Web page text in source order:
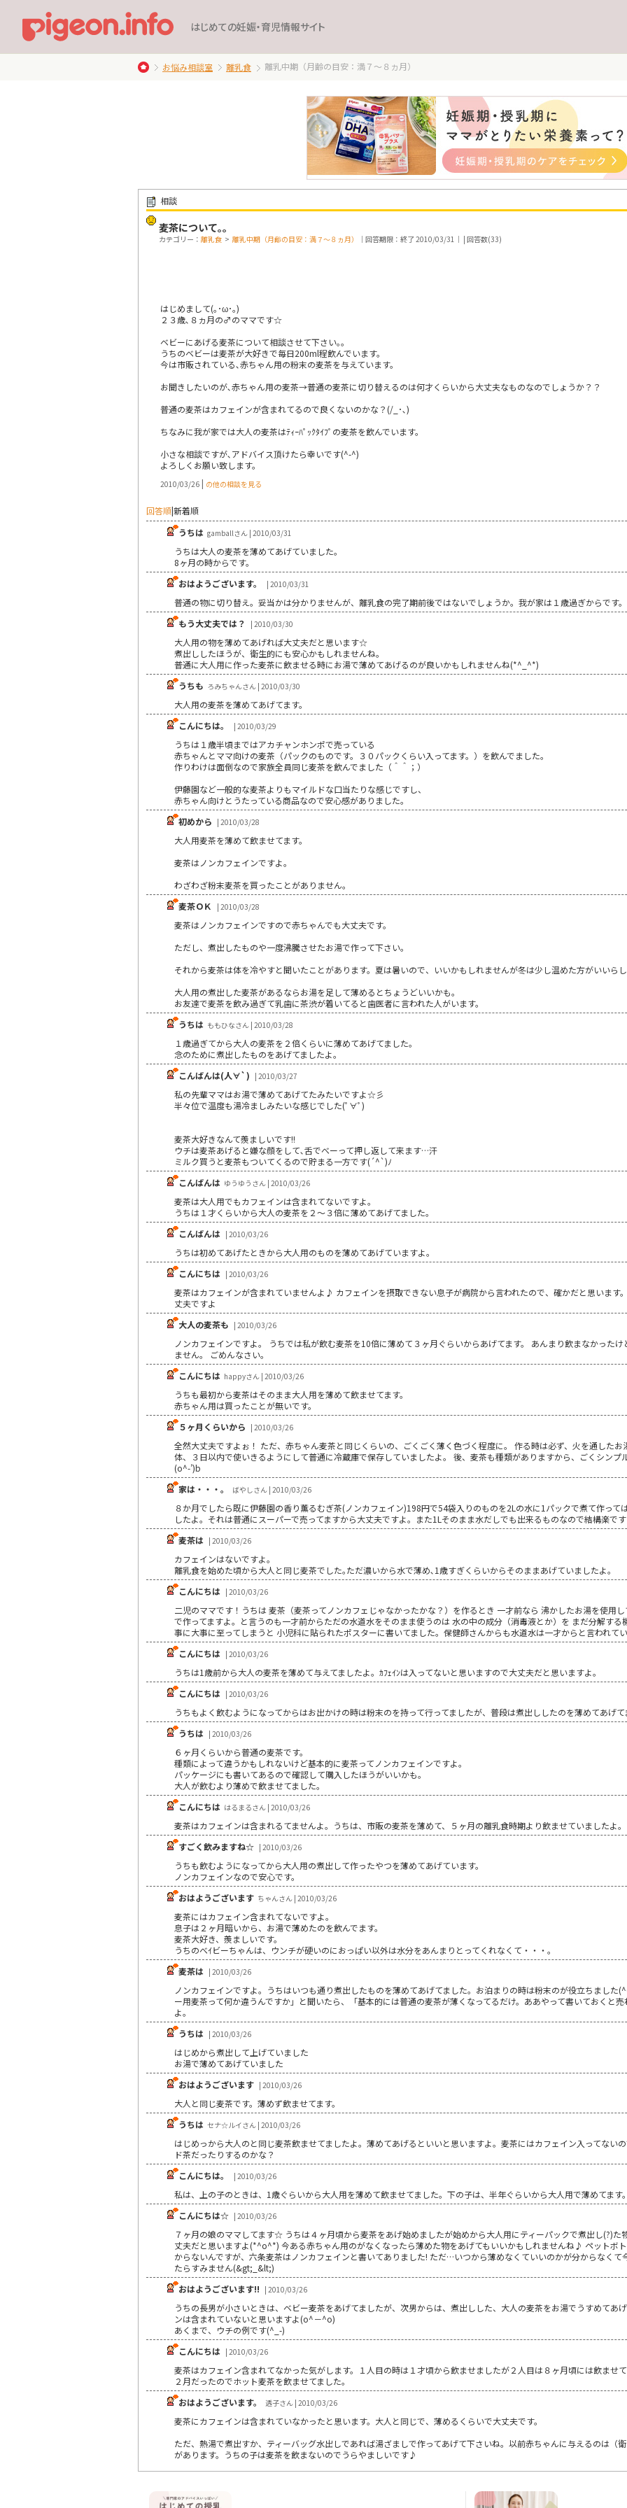
はじめての妊娠・育児情報サイト
お悩み相談室 離乳食 離乳中期（月齢の目安：満７～８ヵ月）
相談
麦茶について｡｡
カテゴリー： 離乳食 > 離乳中期（月齢の目安：満７～８ヵ月） ｜回答期限：終了 2010/03/31｜ | 回答数(33)
はじめまして(｡･ω･｡)
２３歳､８ヵ月の♂のママです☆
ベビーにあげる麦茶について相談させて下さい｡｡
うちのベビーは麦茶が大好きで毎日200ml程飲んでいます。
今は市販されている､赤ちゃん用の粉末の麦茶を与えています。
お聞きしたいのが､赤ちゃん用の麦茶→普通の麦茶に切り替えるのは何才くらいから大丈夫なものなのでしょうか？？
普通の麦茶はカフェインが含まれてるので良くないのかな？(/_･､)
ちなみに我が家では大人の麦茶はﾃｨｰﾊﾟｯｸﾀｲﾌﾟの麦茶を飲んでいます。
小さな相談ですが､アドバイス頂けたら幸いです(^-^)
よろしくお願い致します。
2010/03/26 | の他の相談を見る
回答順|新着順
うちは gamballさん | 2010/03/31
うちは大人の麦茶を薄めてあげていました。
8ヶ月の時からです。
おはようございます。
| 2010/03/31
普通の物に切り替え。妥当かは分かりませんが、離乳食の完了期前後ではないでしょうか。我が家は１歳過ぎからです。
もう大丈夫では？
| 2010/03/30
大人用の物を薄めてあげれば大丈夫だと思います☆
煮出ししたほうが、衛生的にも安心かもしれませんね。
普通に大人用に作った麦茶に飲ませる時にお湯で薄めてあげるのが良いかもしれませんね(*^_^*)
うちも ろみちゃんさん | 2010/03/30
大人用の麦茶を薄めてあげてます。
こんにちは。
| 2010/03/29
うちは１歳半頃まではアカチャンホンポで売っている
赤ちゃんとママ向けの麦茶（パックのものです。３０パックくらい入ってます。）を飲んでました。
作りわけは面倒なので家族全員同じ麦茶を飲んでました（＾＾；）
伊藤園など一般的な麦茶よりもマイルドな口当たりな感じですし、
赤ちゃん向けとうたっている商品なので安心感がありました。
初めから | 2010/03/28
大人用麦茶を薄めて飲ませてます。
麦茶はノンカフェインですよ。
わざわざ粉末麦茶を買ったことがありません。
麦茶ＯＫ
| 2010/03/28
麦茶はノンカフェインですので赤ちゃんでも大丈夫です。
ただし、煮出したものや一度沸騰させたお湯で作って下さい。
それから麦茶は体を冷やすと聞いたことがあります。夏は暑いので、いいかもしれませんが冬は少し温めた方がいいら
大人用の煮出した麦茶があるならお湯を足して薄めるとちょうどいいかも。
お友達で麦茶を飲み過ぎて乳歯に茶渋が着いてると歯医者に言われた人がいます。
うちは ももひなさん | 2010/03/28
１歳過ぎてから大人の麦茶を２倍くらいに薄めてあげてました。
念のために煮出したものをあげてましたよ。
こんばんは(人∀`) | 2010/03/27
私の先輩ママはお湯で薄めてあげてたみたいですよ☆彡
半々位で温度も湯冷ましみたいな感じでした(ﾟ∀ﾟ)
麦茶大好きなんて羨ましいです!!
ウチは麦茶あげると嫌な顔をして､舌でべーって押し返して来ます…汗
ミルク買うと麦茶もついてくるので貯まる一方です(´^`)ﾉ
こんばんは ゆうゆうさん | 2010/03/26
麦茶は大人用でもカフェインは含まれてないですよ。
うちは１才くらいから大人の麦茶を２～３倍に薄めてあげてました。
こんばんは | 2010/03/26
うちは初めてあげたときから大人用のものを薄めてあげていますよ。
こんにちは | 2010/03/26
麦茶はカフェインが含まれていませんよ♪ カフェインを摂取できない息子が病院から言われたので、確かだと思います
丈夫ですよ
大人の麦茶も | 2010/03/26
ノンカフェインですよ。 うちでは私が飲む麦茶を10倍に薄めて３ヶ月ぐらいからあげてます。 あんまり飲まなかった
ません。 ごめんなさい。
こんにちは happyさん | 2010/03/26
うちも最初から麦茶はそのまま大人用を薄めて飲ませてます。
赤ちゃん用は買ったことが無いです。
５ヶ月くらいから | 2010/03/26
全然大丈夫ですよぉ！ ただ、赤ちゃん麦茶と同じくらいの、ごくごく薄く色づく程度に。 作る時は必ず、火を通した
体、３日以内で使いきるようにして普通に冷蔵庫で保存していましたよ。 後、麦茶も種類がありますから、ごくシンプ
(o^-’)b
家は・・・。
ばやしさん | 2010/03/26
８か月でしたら既に伊藤園の香り薫るむぎ茶(ノンカフェイン)198円で54袋入りのものを2Lの水に1パックで煮て作って
したよ。それは普通にスーパーで売ってますから大丈夫ですよ。また1Lそのまま水だしでも出来るものなので結構楽で
麦茶は | 2010/03/26
カフェインはないですよ｡
離乳食を始めた頃から大人と同じ麦茶でした｡ただ濃いから水で薄め､1歳すぎくらいからそのままあげていましたよ｡
こんにちは | 2010/03/26
二児のママです！うちは 麦茶（麦茶ってノンカフェじゃなかったかな？）を作るとき 一才前なら 沸かしたお湯を使用
で作ってますよ。と言うのも一才前からただの水道水をそのまま使うのは 水の中の成分（消毒液とか）を まだ分解す
事に大事に至ってしまうと 小児科に貼られたポスターに書いてました。保健師さんからも水道水は一才からと言われて
こんにちは | 2010/03/26
うちは1歳前から大人の麦茶を薄めて与えてましたよ。ｶﾌｪｲﾝは入ってないと思いますので大丈夫だと思いますよ。
こんにちは | 2010/03/26
うちもよく飲むようになってからはお出かけの時は粉末のを持って行ってましたが、普段は煮出ししたのを薄めてあげ
うちは | 2010/03/26
６ヶ月くらいから普通の麦茶です。
種類によって違うかもしれないけど基本的に麦茶ってノンカフェインですよ。
パッケージにも書いてあるので確認して購入したほうがいいかも。
大人が飲むより薄めで飲ませてました。
こんにちは はるまるさん | 2010/03/26
麦茶はカフェインは含まれるてませんよ。うちは、市販の麦茶を薄めて、５ヶ月の離乳食時期より飲ませていましたよ。
すごく飲みますね☆ | 2010/03/26
うちも飲むようになってから大人用の煮出して作ったやつを薄めてあげています。
ノンカフェインなので安心です。
おはようございます ちゃんさん | 2010/03/26
麦茶にはカフェイン含まれてないですよ。
息子は２ヶ月暗いから、お湯で薄めたのを飲んでます。
麦茶大好き、羨ましいです。
うちのべｲビーちゃんは、ウンチが硬いのにおっぱい以外は水分をあんまりとってくれなくて・・・。
麦茶は | 2010/03/26
ノンカフェインですよ。うちはいつも通り煮出したものを薄めてあげてました。お泊まりの時は粉末のが役立ちました
ー用麦茶って何か違うんですか」と聞いたら、「基本的には普通の麦茶が薄くなってるだけ。ああやって書いておくと
よ。
うちは | 2010/03/26
はじめから煮出して上げていました
お湯で薄めてあげていました
おはようございます | 2010/03/26
大人と同じ麦茶です。薄めず飲ませてます。
うちは セナ☆ルイさん | 2010/03/26
はじめっから大人のと同じ麦茶飲ませてましたよ。薄めてあげるといいと思いますよ。麦茶にはカフェイン入ってない
ド茶だったりするのかな？
こんにちは。
| 2010/03/26
私は、上の子のときは、1歳ぐらいから大人用を薄めて飲ませてました。下の子は、半年ぐらいから大人用で薄めてます
こんにちは☆ | 2010/03/26
７ヶ月の娘のママしてます☆ うちは４ヶ月頃から麦茶をあげ始めましたが始めから大人用にティーパックで煮出し(?)た
丈夫だと思いますよ(*^o^*) 今ある赤ちゃん用のがなくなったら薄めた物をあげてもいいかもしれませんね♪ ペットボ
からないんですが、六条麦茶はノンカフェインと書いてありました! ただ…いつから薄めなくていいのかが分からなく
たらすみません(&gt;_&lt;)
おはようございます!! | 2010/03/26
うちの長男が小さいときは、ベビー麦茶をあげてましたが、次男からは、煮出しした、大人の麦茶をお湯でうすめ
ンは含まれていないと思いますよ(o^－^o)
あくまで、ウチの例です(^_-)
こんにちは | 2010/03/26
麦茶はカフェイン含まれてなかった気がします。１人目の時は１才頃から飲ませましたが２人目は８ヶ月頃には飲ませ
２月だったのでホット麦茶を飲ませてました。
おはようございます。
透子さん | 2010/03/26
麦茶にカフェインは含まれていなかったと思います。大人と同じで、薄めるくらいで大丈夫です。
ただ、熱湯で煮出すか、ティーバッグ水出しであれば湯ざましで作ってあげて下さいね。以前赤ちゃんに与えるのは（
があります。うちの子は麦茶を飲まないのでうらやましいです♪